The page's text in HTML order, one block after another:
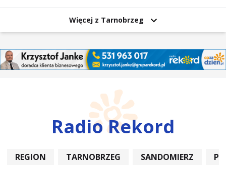
Więcej z Tarnobrzeg
Radio Rekord
REGION TARNOBRZEG SANDOMIERZ